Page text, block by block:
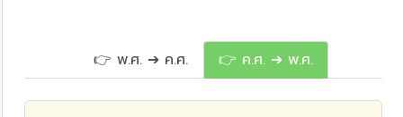
👉 พ.ศ. ➔ ค.ศ. 👉 ค.ศ. ➔ พ.ศ.